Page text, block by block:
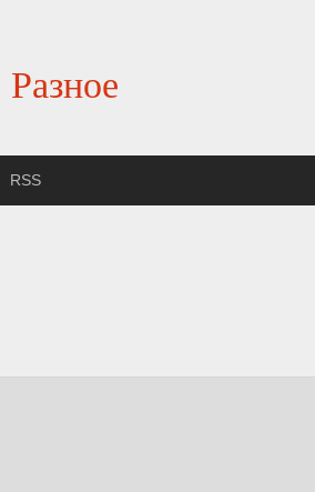
RSS